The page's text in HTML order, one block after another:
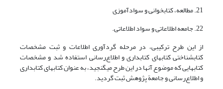
21. مطالعه، کتابخوانی و سوادآموزی
22. جامعه اطلاعاتی و سواد اطلاعاتی.
از این طرح ترکیبی، در مرحله گردآوری اطلاعات و ثبت مشخصات
کتابشناختی کتابهای کتابداری و اطلاع‌رسانی استفاده شد و مشخصات
کتابهایی که موضوع آنها در این طرح می­گنجید، به عنوان کتابهای کتابداری
و اطلاع‌رسانی و جامعة پژوهش ثبت گردید.